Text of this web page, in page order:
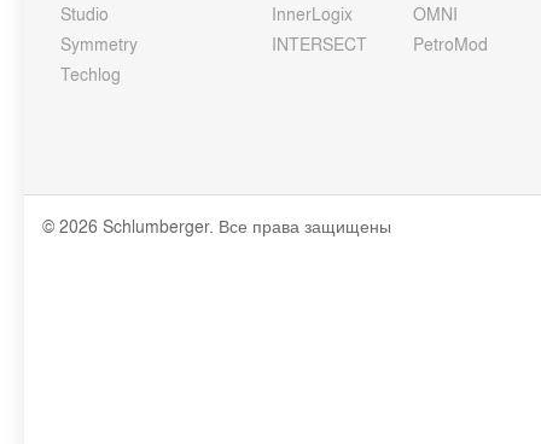
Studio
Symmetry
Techlog
InnerLogix
INTERSECT
OMNI
PetroMod
© 2026 Schlumberger. Все права защищены